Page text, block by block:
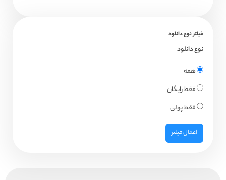
فیلتر نوع دانلود
نوع دانلود
همه
فقط رایگان
فقط پولی
اعمال فیلتر